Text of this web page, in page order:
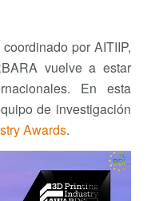
coordinado por AITIIP,
vuelve a estar
En esta
de investigación
Awards.